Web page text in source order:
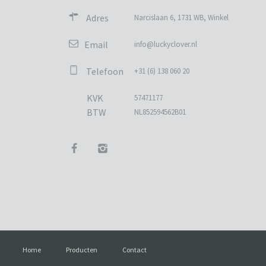
Adres Narcislaan 6, 1731 WB, Winkel
Email info@luckyclover.nl
Telefoon +31 (6) 138 060 20
KVK 57471177
BTW NL852594562B01
Home Producten Contact